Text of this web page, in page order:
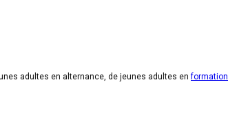
adultes en alternance, de jeunes adultes enformation